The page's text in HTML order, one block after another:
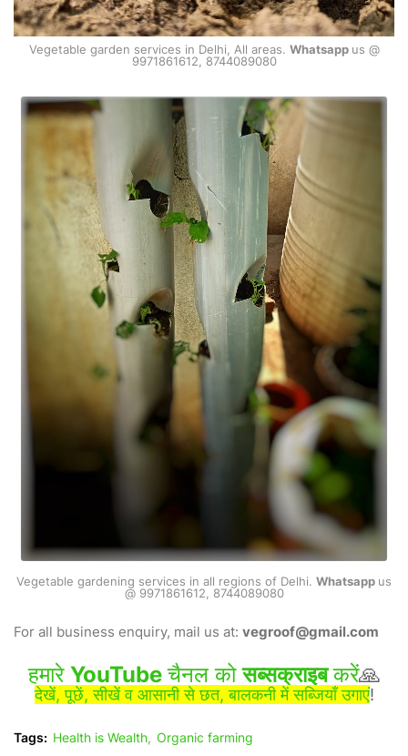
Vegetable garden services in Delhi, All areas. Whatsapp us @
9971861612, 8744089080
Vegetable gardening services in all regions of Delhi. Whatsapp us
@ 9971861612, 8744089080
For all business enquiry, mail us at: vegroof@gmail.com
हमारे YouTubeचैनल कोसब्सक्राइबकरें🙏
देखें, पूछें, सीखें व आसानी से छत, बालकनी में सब्जियाँ उगाएं!
Tags: Health is Wealth Organic farming